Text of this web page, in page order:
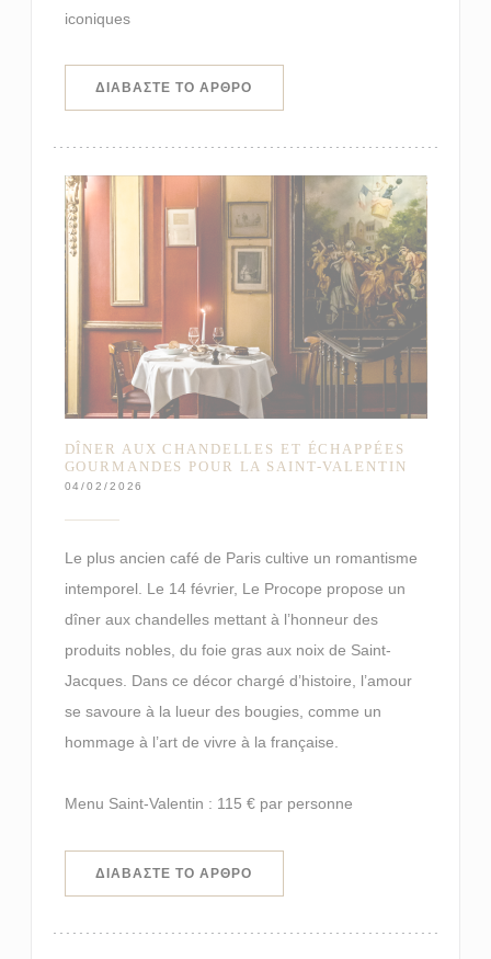
iconiques
ΔΙΑΒΆΣΤΕ ΤΟ ΆΡΘΡΟ
DÎNER AUX CHANDELLES ET ÉCHAPPÉES
GOURMANDES POUR LA SAINT-VALENTIN
04/02/2026
Le plus ancien café de Paris cultive un romantisme
intemporel. Le 14 février, Le Procope propose un
dîner aux chandelles mettant à l’honneur des
produits nobles, du foie gras aux noix de Saint-
Jacques. Dans ce décor chargé d’histoire, l’amour
se savoure à la lueur des bougies, comme un
hommage à l’art de vivre à la française.
Menu Saint-Valentin : 115 € par personne
ΔΙΑΒΆΣΤΕ ΤΟ ΆΡΘΡΟ